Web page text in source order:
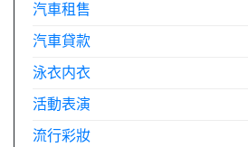
汽車租售
汽車貸款
泳衣内衣
活動表演
流行彩妝